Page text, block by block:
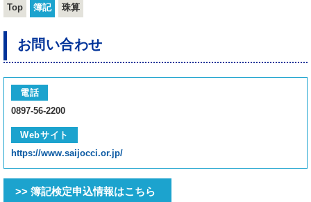
Top 簿記 珠算
お問い合わせ
電話
0897-56-2200
Webサイト
https://www.saijocci.or.jp/
>> 簿記検定申込情報はこちら